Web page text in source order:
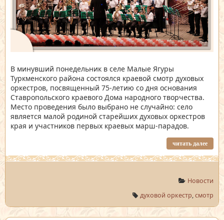
В минувший понедельник в селе Малые Ягуры
Туркменского района состоялся краевой смотр духовых
оркестров, посвященный 75-летию со дня основания
Ставропольского краевого Дома народного творчества.
Место проведения было выбрано не случайно: село
является малой родиной старейших духовых оркестров
края и участников первых краевых марш-парадов.
читать далее
Новости
духовой оркестр,смотр